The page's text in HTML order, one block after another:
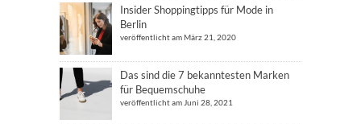
Insider Shoppingtipps für Mode in
Berlin
veröffentlicht am März 21, 2020
Das sind die 7 bekanntesten Marken
für Bequemschuhe
veröffentlicht am Juni 28, 2021